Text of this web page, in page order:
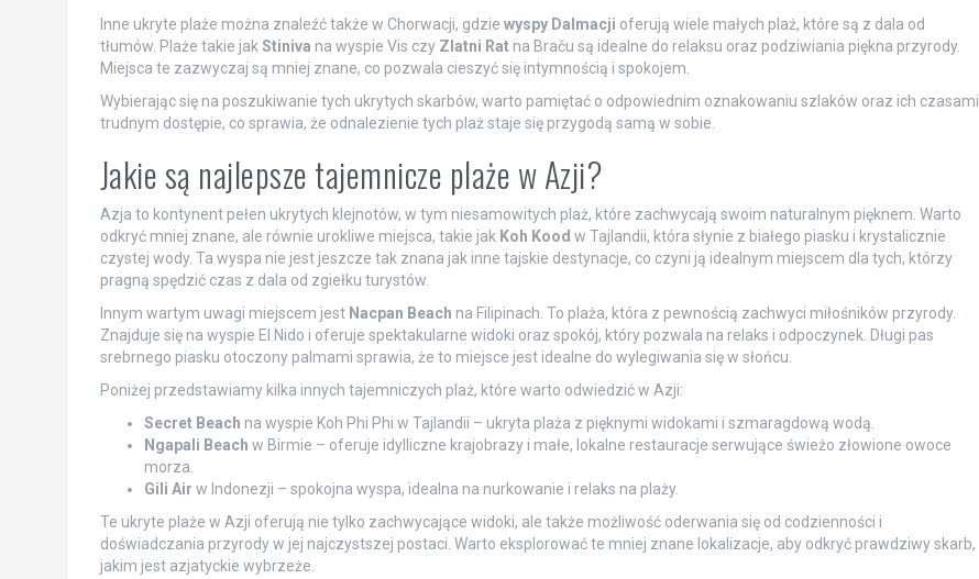
Inne ukryte plaże można znaleźć także w Chorwacji, gdzie wyspy Dalmacji oferują wiele małych plaż, które są z dala od
tłumów. Plaże takie jakStiniva na wyspie Vis czy Zlatni Ratna Braču są idealne do relaksu oraz podziwiania piękna przyrody.
Miejsca te zazwyczaj są mniej znane, co pozwala cieszyć się intymnością i spokojem.
Wybierając się na poszukiwanie tych ukrytych skarbów, warto pamiętać o odpowiednim oznakowaniu szlaków oraz ich czasami
trudnym dostępie, co sprawia, że odnalezienie tych plaż staje się przygodą samą w sobie.
Jakie są najlepsze tajemnicze plaże w Azji?
Azja to kontynent pełen ukrytych klejnotów, w tym niesamowitych plaż, które zachwycają swoim naturalnym pięknem. Warto
odkryć mniej znane, ale równie urokliwe miejsca, takie jak Koh Kood w Tajlandii, która słynie z białego piasku i krystalicznie
czystej wody. Ta wyspa nie jest jeszcze tak znana jak inne tajskie destynacje, co czyni ją idealnym miejscem dla tych, którzy
pragną spędzić czas z dala od zgiełku turystów.
Innym wartym uwagi miejscem jest Nacpan Beach na Filipinach. To plaża, która z pewnością zachwyci miłośników przyrody.
Znajduje się na wyspie El Nido i oferuje spektakularne widoki oraz spokój, który pozwala na relaks i odpoczynek. Długi pas
srebrnego piasku otoczony palmami sprawia, że to miejsce jest idealne do wylegiwania się w słońcu.
Poniżej przedstawiamy kilka innych tajemniczych plaż, które warto odwiedzić w Azji:
Secret Beach na wyspie Koh Phi Phi w Tajlandii – ukryta plaża z pięknymi widokami i szmaragdową wodą.
Ngapali Beach w Birmie – oferuje idylliczne krajobrazy i małe, lokalne restauracje serwujące świeżo złowione owoce
morza.
Gili Air w Indonezji – spokojna wyspa, idealna na nurkowanie i relaks na plaży.
Te ukryte plaże w Azji oferują nie tylko zachwycające widoki, ale także możliwość oderwania się od codzienności i
doświadczania przyrody w jej najczystszej postaci. Warto eksplorować te mniej znane lokalizacje, aby odkryć prawdziwy skarb,
jakim jest azjatyckie wybrzeże.